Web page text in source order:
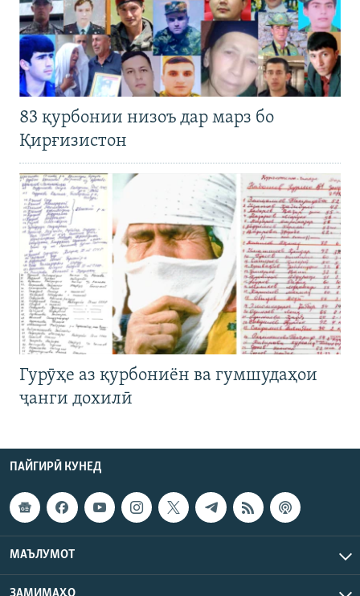
83 қурбонии низоъ дар марз бо
Қирғизистон
Гурӯҳе аз қурбониён ва гумшудаҳои
ҷанги дохилӣ
ПАЙГИРӢ КУНЕД
МАЪЛУМОТ
ЗАМИМАҲО